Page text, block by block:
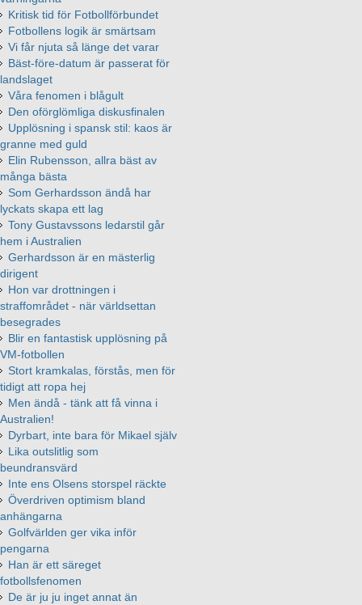
Kritisk tid för Fotbollförbundet
Fotbollens logik är smärtsam
Vi får njuta så länge det varar
Bäst-före-datum är passerat för
landslaget
Våra fenomen i blågult
Den oförglömliga diskusfinalen
Upplösning i spansk stil: kaos är
granne med guld
Elin Rubensson, allra bäst av
många bästa
Som Gerhardsson ändå har
lyckats skapa ett lag
Tony Gustavssons ledarstil går
hem i Australien
Gerhardsson är en mästerlig
dirigent
Hon var drottningen i
straffområdet - när världsettan
besegrades
Blir en fantastisk upplösning på
VM-fotbollen
Stort kramkalas, förstås, men för
tidigt att ropa hej
Men ändå - tänk att få vinna i
Australien!
Dyrbart, inte bara för Mikael själv
Lika outslitlig som
beundransvärd
Inte ens Olsens storspel räckte
Överdriven optimism bland
anhängarna
Golfvärlden ger vika inför
pengarna
Han är ett säreget
fotbollsfenomen
De är ju ju inget annat än